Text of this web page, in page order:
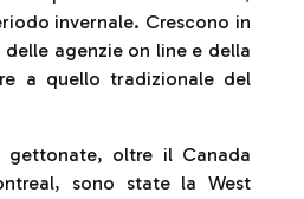
invernale. Crescono in
agenzie on line e della
a quello tradizionale del
gettonate, oltre il Canada
sono state la West